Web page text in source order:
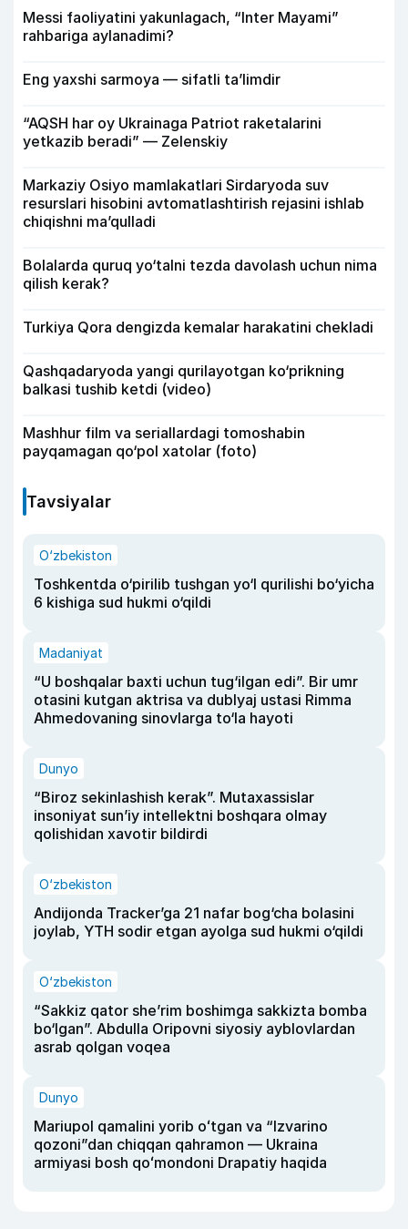
Messi faoliyatini yakunlagach, “Inter Mayami”
rahbariga aylanadimi?
Eng yaxshi sarmoya — sifatli ta’limdir
“AQSH har oy Ukrainaga Patriot raketalarini
yetkazib beradi” — Zelenskiy
Markaziy Osiyo mamlakatlari Sirdaryoda suv
resurslari hisobini avtomatlashtirish rejasini ishlab
chiqishni ma’qulladi
Bolalarda quruq yo‘talni tezda davolash uchun nima
qilish kerak?
Turkiya Qora dengizda kemalar harakatini chekladi
Qashqadaryoda yangi qurilayotgan ko‘prikning
balkasi tushib ketdi (video)
Mashhur film va seriallardagi tomoshabin
payqamagan qo‘pol xatolar (foto)
Tavsiyalar
O‘zbekiston
Toshkentda o‘pirilib tushgan yo‘l qurilishi bo‘yicha
6 kishiga sud hukmi o‘qildi
Madaniyat
“U boshqalar baxti uchun tug‘ilgan edi”. Bir umr
otasini kutgan aktrisa va dublyaj ustasi Rimma
Ahmedovaning sinovlarga to‘la hayoti
Dunyo
“Biroz sekinlashish kerak”. Mutaxassislar
insoniyat sun’iy intellektni boshqara olmay
qolishidan xavotir bildirdi
O‘zbekiston
Andijonda Tracker’ga 21 nafar bog‘cha bolasini
joylab, YTH sodir etgan ayolga sud hukmi o‘qildi
O‘zbekiston
“Sakkiz qator she’rim boshimga sakkizta bomba
bo‘lgan”. Abdulla Oripovni siyosiy ayblovlardan
asrab qolgan voqea
Dunyo
Mariupol qamalini yorib oʻtgan va “Izvarino
qozoni”dan chiqqan qahramon — Ukraina
armiyasi bosh qoʻmondoni Drapatiy haqida